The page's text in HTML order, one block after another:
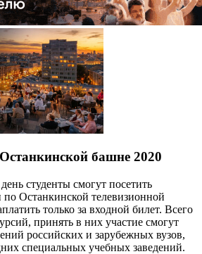
башне 2020
студенты смогут посетить
по Останкинской телевизионной
только за входной билет. Всего
принять в них участие смогут
российских и зарубежных вузов,
специальных учебных заведений.